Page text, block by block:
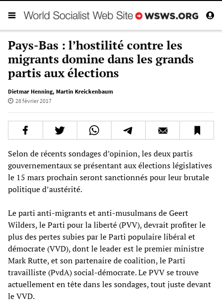
Pays-Bas : l’hostilité contre les
migrants domine dans les grands
partis aux élections
Dietmar Henning, Martin Kreickenbaum
28 février 2017
Selon de récents sondages d’opinion, les deux partis
gouvernementaux se présentant aux élections législatives
le 15 mars prochain seront sanctionnés pour leur brutale
politique d’austérité.
Le parti anti-migrants et anti-musulmans de Geert
Wilders, le Parti pour la liberté (PVV), devrait profiter le
plus des pertes subies par le Parti populaire libéral et
démocrate (VVD), dont le leader est le premier ministre
Mark Rutte, et son partenaire de coalition, le Parti
travailliste (PvdA) social-démocrate. Le PVV se trouve
actuellement en tête dans les sondages, tout juste devant
le VVD.